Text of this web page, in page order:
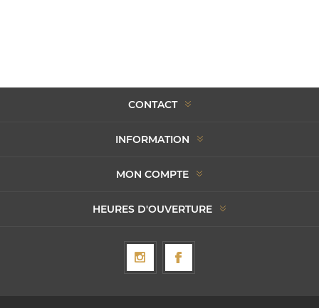
CONTACT
INFORMATION
MON COMPTE
HEURES D'OUVERTURE